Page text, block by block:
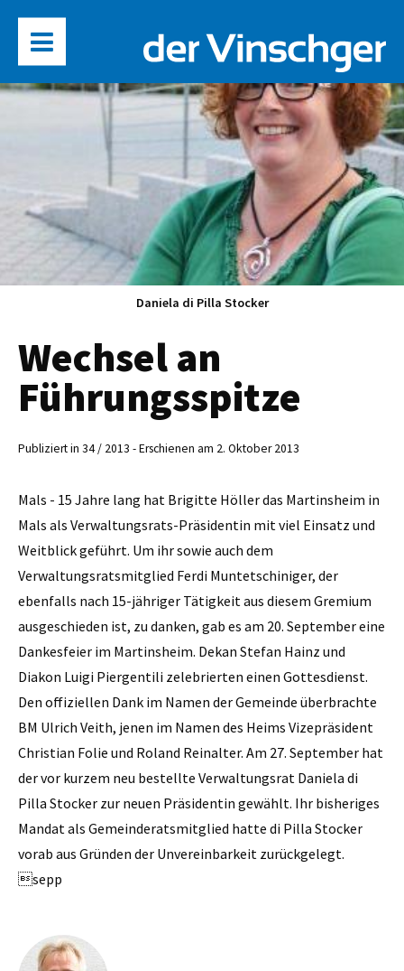
Daniela di Pilla Stocker
Wechsel an
Führungsspitze
Publiziert in 34 / 2013 - Erschienen am 2. Oktober 2013
Mals - 15 Jahre lang hat Brigitte Höller das Martinsheim in
Mals als Verwaltungsrats-Präsidentin mit viel Einsatz und
Weitblick geführt. Um ihr sowie auch dem
Verwaltungsratsmitglied Ferdi Muntetschiniger, der
ebenfalls nach 15-jähriger Tätigkeit aus diesem Gremium
ausgeschieden ist, zu danken, gab es am 20. September eine
Dankesfeier im Martinsheim. Dekan Stefan Hainz und
Diakon Luigi Piergentili zelebrierten einen Gottesdienst.
Den offiziellen Dank im Namen der Gemeinde überbrachte
BM Ulrich Veith, jenen im Namen des Heims Vizepräsident
Christian Folie und Roland Reinalter. Am 27. September hat
der vor kurzem neu bestellte Verwaltungsrat Daniela di
Pilla Stocker zur neuen Präsidentin gewählt. Ihr bisheriges
Mandat als Gemeinderatsmitglied hatte di Pilla Stocker
vorab aus Gründen der Unvereinbarkeit zurückgelegt.
sepp